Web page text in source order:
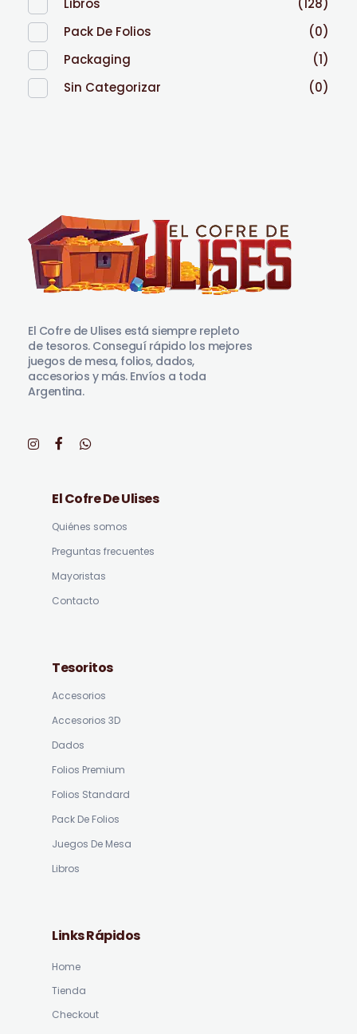
Libros
(128)
Pack De Folios
(0)
Packaging
(1)
Sin Categorizar
(0)
El Cofre de Ulises está siempre repleto
de tesoros. Conseguí rápido los mejores
juegos de mesa, folios, dados,
accesorios y más. Envíos a toda
Argentina.
El Cofre De Ulises
Quiénes somos
Preguntas frecuentes
Mayoristas
Contacto
Tesoritos
Accesorios
Accesorios 3D
Dados
Folios Premium
Folios Standard
Pack De Folios
Juegos De Mesa
Libros
Links Rápidos
Home
Tienda
Checkout